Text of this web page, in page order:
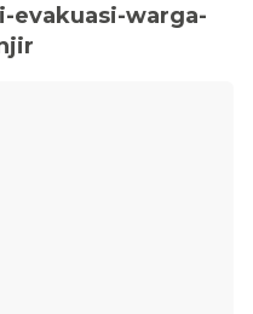
evakuasi-warga-